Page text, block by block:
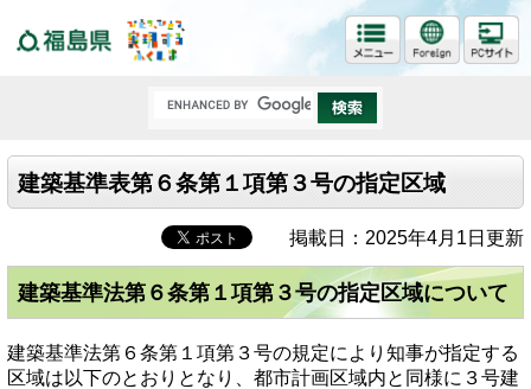
建築基準表第６条第１項第３号の指定区域
掲載日：2025年4月1日更新
建築基準法第６条第１項第３号の指定区域について
建築基準法第６条第１項第３号の規定により知事が指定する
区域は以下のとおりとなり、都市計画区域内と同様に３号建